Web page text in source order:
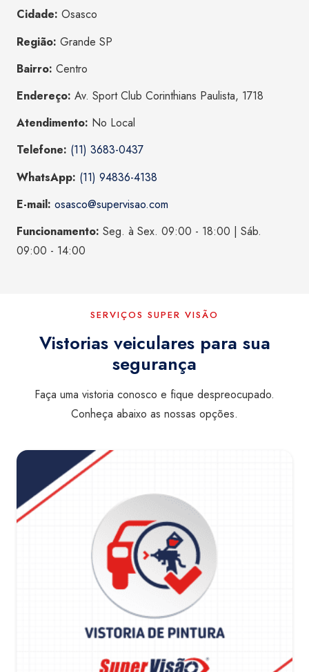
Cidade: Osasco
Região: Grande SP
Bairro: Centro
Endereço: Av. Sport Club Corinthians Paulista, 1718
Atendimento: No Local
Telefone: (11) 3683-0437
WhatsApp: (11) 94836-4138
E-mail: osasco@supervisao.com
Funcionamento: Seg. à Sex. 09:00 - 18:00 | Sáb.
09:00 - 14:00
SERVIÇOS SUPER VISÃO
Vistorias veiculares para sua
segurança
Faça uma vistoria conosco e fique despreocupado.
Conheça abaixo as nossas opções.